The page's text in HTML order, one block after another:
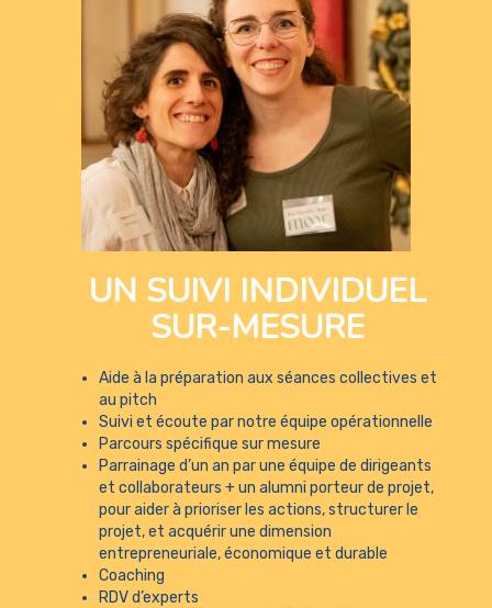
UN SUIVI INDIVIDUEL
SUR-MESURE
Aide à la préparation aux séances collectives et
au pitch
Suivi et écoute par notre équipe opérationnelle
Parcours spécifique sur mesure
Parrainage d’un an par une équipe de dirigeants
et collaborateurs + un alumni porteur de projet,
pour aider à prioriser les actions, structurer le
projet, et acquérir une dimension
entrepreneuriale, économique et durable
Coaching
RDV d’experts